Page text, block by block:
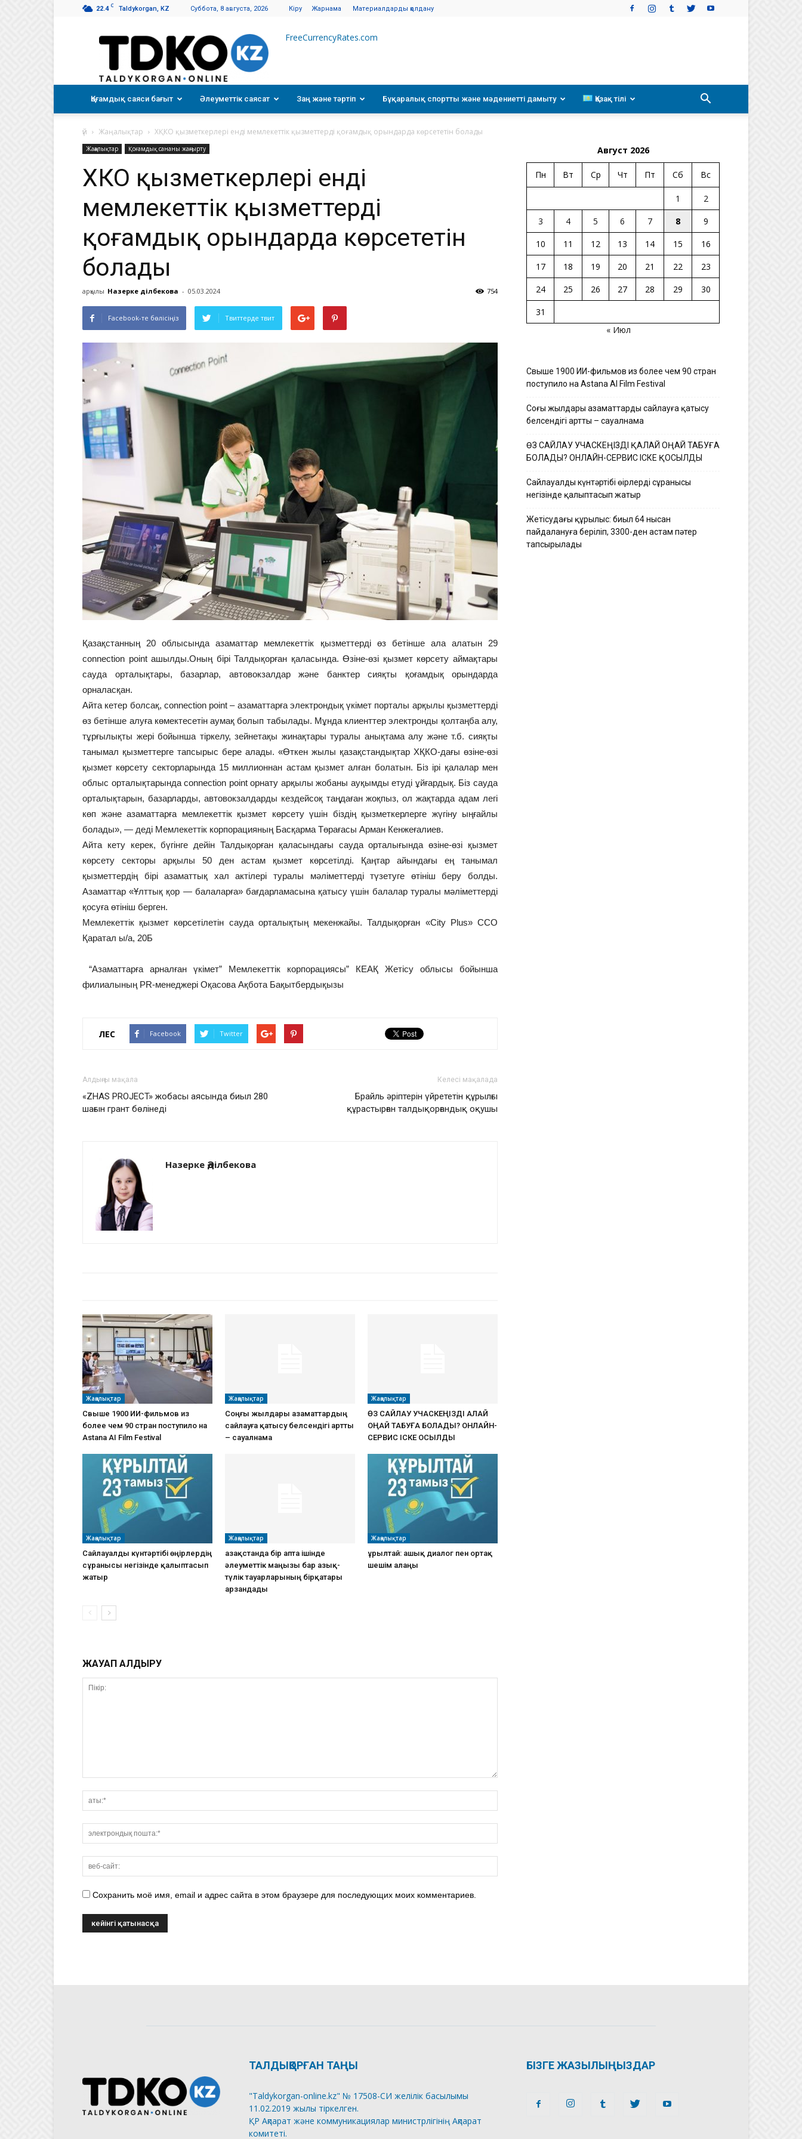
22.4 C Taldykorgan, KZ Суббота, 8 августа, 2026 Кіру Жарнама Материалдарды қолдану
Талдықорған
FreeCurrencyRates.com
Қоғамдық саяси бағыт Әлеуметтік саясат Заң және тәртіп Бұқаралық спортты және мәдениетті дамыту Қазақ тілі
үй Жаңалықтар ХҚКО қызметкерлері енді мемлекеттік қызметтерді қоғамдық орындарда көрсететін болады
Жаңалықтар Қоғамдық сананы жаңғырту
ХҚКО қызметкерлері енді
мемлекеттік қызметтерді
қоғамдық орындарда көрсететін
болады
арқылы Назерке Әділбекова - 05.03.2024 754
Facebook-те бөлісіңіз Твиттерде твит
Қазақстанның 20 облысында азаматтар мемлекеттік қызметтерді өз бетінше ала алатын 29
connection point ашылды.Оның бірі Талдықорған қаласында. Өзіне-өзі қызмет көрсету аймақтары
сауда орталықтары, базарлар, автовокзалдар және банктер сияқты қоғамдық орындарда
орналасқан.
Айта кетер болсақ, connection point – азаматтарға электрондық үкімет порталы арқылы қызметтерді
өз бетінше алуға көмектесетін аумақ болып табылады. Мұнда клиенттер электронды қолтаңба алу,
тұрғылықты жері бойынша тіркелу, зейнетақы жинақтары туралы анықтама алу және т.б. сияқты
танымал қызметтерге тапсырыс бере алады. «Өткен жылы қазақстандықтар ХҚКО-дағы өзіне-өзі
қызмет көрсету секторларында 15 миллионнан астам қызмет алған болатын. Біз ірі қалалар мен
облыс орталықтарында connection point орнату арқылы жобаны ауқымды етуді ұйғардық. Біз сауда
орталықтарын, базарларды, автовокзалдарды кездейсоқ таңдаған жоқпыз, ол жақтарда адам легі
көп және азаматтарға мемлекеттік қызмет көрсету үшін біздің қызметкерлерге жүгіну ыңғайлы
болады», — деді Мемлекеттік корпорацияның Басқарма Төрағасы Арман Кенжеғалиев.
Айта кету керек, бүгінге дейін Талдықорған қаласындағы сауда орталығында өзіне-өзі қызмет
көрсету секторы арқылы 50 ден астам қызмет көрсетілді. Қаңтар айындағы ең танымал
қызметтердің бірі азаматтық хал актілері туралы мәліметтерді түзетуге өтініш беру болды.
Азаматтар «Ұлттық қор — балаларға» бағдарламасына қатысу үшін балалар туралы мәліметтерді
қосуға өтініш берген.
Мемлекеттік қызмет көрсетілетін сауда орталықтың мекенжайы. Талдықорған «City Plus» ССО
Қаратал ы/а, 20Б
“Азаматтарға арналған үкімет” Мемлекеттік корпорациясы” КЕАҚ Жетісу облысы бойынша
филиалының PR-менеджері Оқасова Ақбота Бақытбердықызы
ҮЛЕС Facebook Twitter
Алдыңғы мақала
«ZHAS PROJECT» жобасы аясында биыл 280
шағын грант бөлінеді
Келесі мақалада
Брайль әріптерін үйрететін құрылғы
құрастырған талдықорғандық оқушы
Назерке Әділбекова
Жаңалықтар
Свыше 1900 ИИ-фильмов из
более чем 90 стран поступило на
Astana AI Film Festival
Жаңалықтар
Соңғы жылдары азаматтардың
сайлауға қатысу белсендігі артты
– сауалнама
Жаңалықтар
ӨЗ САЙЛАУ УЧАСКЕҢІЗДІ ҚАЛАЙ
ОҢАЙ ТАБУҒА БОЛАДЫ? ОНЛАЙН-
СЕРВИС ІСКЕ ҚОСЫЛДЫ
Жаңалықтар
Сайлауалды күнтәртібі өңірлердің
сұранысы негізінде қалыптасып
жатыр
Жаңалықтар
Қазақстанда бір апта ішінде
әлеуметтік маңызы бар азық-
түлік тауарларының бірқатары
арзандады
Жаңалықтар
Құрылтай: ашық диалог пен ортақ
шешім алаңы
ЖАУАП ҚАЛДЫРУ
Сохранить моё имя, email и адрес сайта в этом браузере для последующих моих комментариев.
Август 2026
Пн Вт Ср Чт Пт Сб Вс
1
2
3
4 5 6 7 8
9
10
11 12 13 14 15
16
17
18 19 20 21 22
23
24
25 26 27 28 29
30
31
« Июл
Свыше 1900 ИИ-фильмов из более чем 90 стран
поступило на Astana AI Film Festival
Соңғы жылдары азаматтардың сайлауға қатысу
белсендігі артты – сауалнама
ӨЗ САЙЛАУ УЧАСКЕҢІЗДІ ҚАЛАЙ ОҢАЙ ТАБУҒА
БОЛАДЫ? ОНЛАЙН-СЕРВИС ІСКЕ ҚОСЫЛДЫ
Сайлауалды күнтәртібі өңірлердің сұранысы
негізінде қалыптасып жатыр
Жетісудағы құрылыс: биыл 64 нысан
пайдалануға беріліп, 3300-ден астам пәтер
тапсырылады
ТАЛДЫҚОРҒАН ТАҢЫ
"Taldykorgan-online.kz" № 17508-СИ желілік басылымы
11.02.2019 жылы тіркелген.
ҚР Ақпарат және коммуникациялар министрлігінің Ақпарат
комитеті.
БІЗГЕ ЖАЗЫЛЫҢЫЗДАР